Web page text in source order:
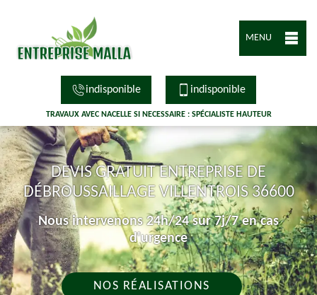
MENU
indisponible indisponible
TRAVAUX AVEC NACELLE SI NECESSAIRE : SPÉCIALISTE HAUTEUR
DEVIS GRATUIT ENTREPRISE DE
DÉBROUSSAILLAGE VILLENTROIS 36600
Nous intervenons 24h/24 sur 7j/7 en cas
d'urgence
NOS RÉALISATIONS